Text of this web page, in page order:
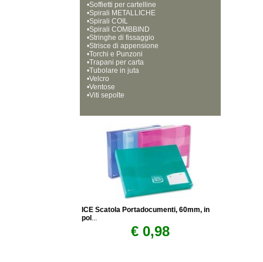
•Soffietti per cartelline
•Spirali METALLICHE
•Spirali COIL
•Spirali COMBBIND
•Stringhe di fissaggio
•Strisce di appensione
•Torchi e Punzoni
•Trapani per carta
•Tubolare in juta
•Velcro
•Ventose
•Viti sepolte
ICE Scatola Portadocumenti, 60mm, in
pol ...
€ 0,98